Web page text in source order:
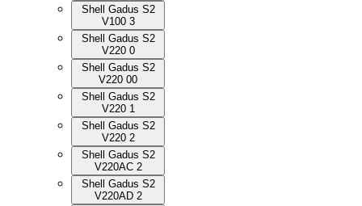
Shell Gadus S2
V100 3
Shell Gadus S2
V220 0
Shell Gadus S2
V220 00
Shell Gadus S2
V220 1
Shell Gadus S2
V220 2
Shell Gadus S2
V220AC 2
Shell Gadus S2
V220AD 2